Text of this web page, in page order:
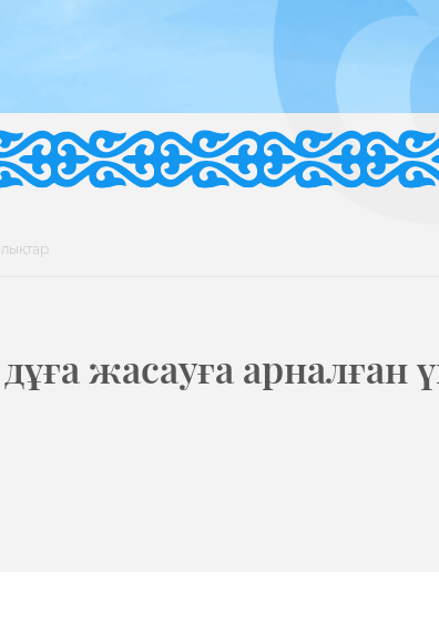
жасауға арналған